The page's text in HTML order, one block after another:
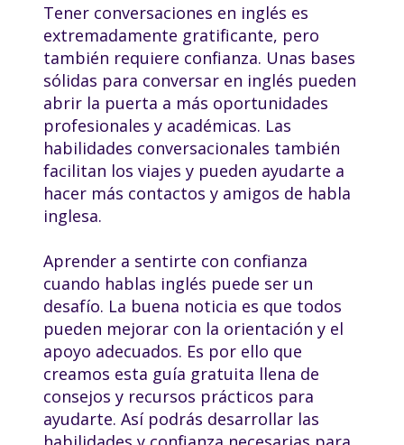
Tener conversaciones en inglés es
extremadamente gratificante, pero
también requiere confianza. Unas bases
sólidas para conversar en inglés pueden
abrir la puerta a más oportunidades
profesionales y académicas. Las
habilidades conversacionales también
facilitan los viajes y pueden ayudarte a
hacer más contactos y amigos de habla
inglesa.
Aprender a sentirte con confianza
cuando hablas inglés puede ser un
desafío. La buena noticia es que todos
pueden mejorar con la orientación y el
apoyo adecuados. Es por ello que
creamos esta guía gratuita llena de
consejos y recursos prácticos para
ayudarte. Así podrás desarrollar las